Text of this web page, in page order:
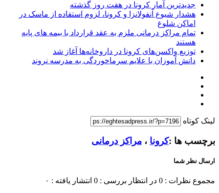
جدیدترین آمار کرونا در هفت روز گذشته
هشدار شیوع آنفولانزا و کرونا، لزوم استفاده از ماسک در
اماکن شلوغ
تمام مراکز درمانی ملزم به عقد قرارداد با بیمه های پایه
هستند
توزیع واکسن‌های کرونا در داروخانه‌ها آغاز شد
دانش آموزان با علایم سرماخوردگی به مدرسه نروند
لینک کوتاه
برچسب ها :کرونا ، مراکز درمانی
ارسال نظر شما
مجموع نظرات : 0 در انتظار بررسی : 0 انتشار یافته : ۰